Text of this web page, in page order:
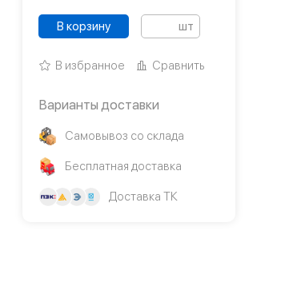
В корзину шт
В избранное Сравнить
Варианты доставки
Самовывоз со склада
Бесплатная доставка
Доставка ТК